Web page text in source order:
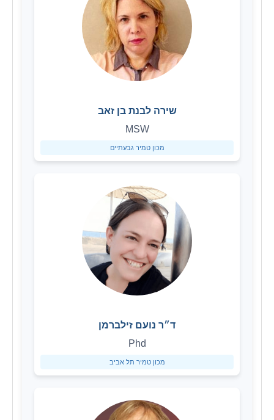
שירה לבנת בן זאב
MSW
מכון טמיר גבעתיים
ד״ר נועם זילברמן
Phd
מכון טמיר תל אביב